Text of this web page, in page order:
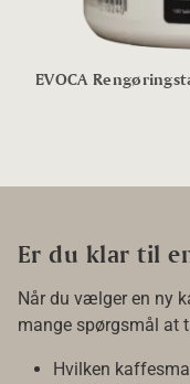
EVOCA
Er du klar til
Når du vælger en ny
mange spørgsmål at
Hvilken